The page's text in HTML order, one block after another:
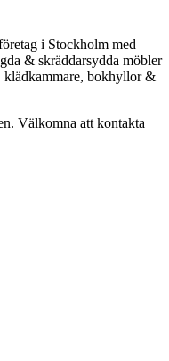
i Stockholm med
& skräddarsydda möbler
klädkammare, bokhyllor &
Välkomna att kontakta